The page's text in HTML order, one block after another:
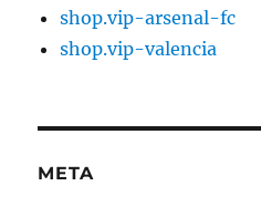
shop.vip-arsenal-fc
shop.vip-valencia
META